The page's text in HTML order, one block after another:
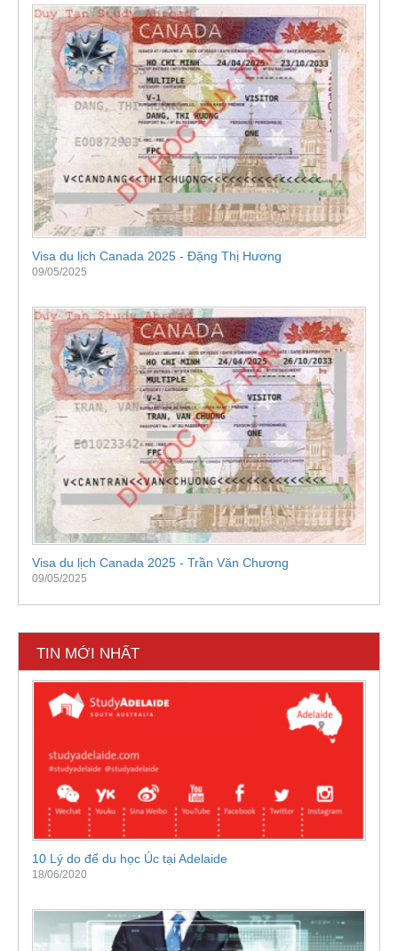
Visa du lịch Canada 2025 - Đặng Thị Hương
09/05/2025
Visa du lịch Canada 2025 - Trần Văn Chương
09/05/2025
TIN MỚI NHẤT
10 Lý do để du học Úc tại Adelaide
18/06/2020